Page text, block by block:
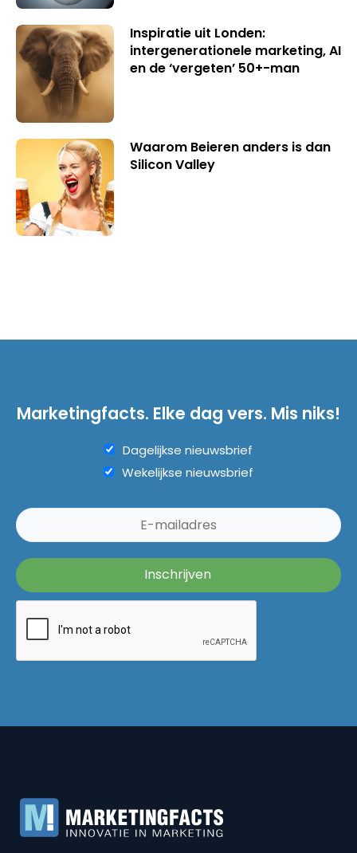
Inspiratie uit Londen:
intergenerationele marketing, AI
en de ‘vergeten’ 50+-man
Waarom Beieren anders is dan
Silicon Valley
Marketingfacts. Elke dag vers. Mis niks!
Dagelijkse nieuwsbrief
Wekelijkse nieuwsbrief